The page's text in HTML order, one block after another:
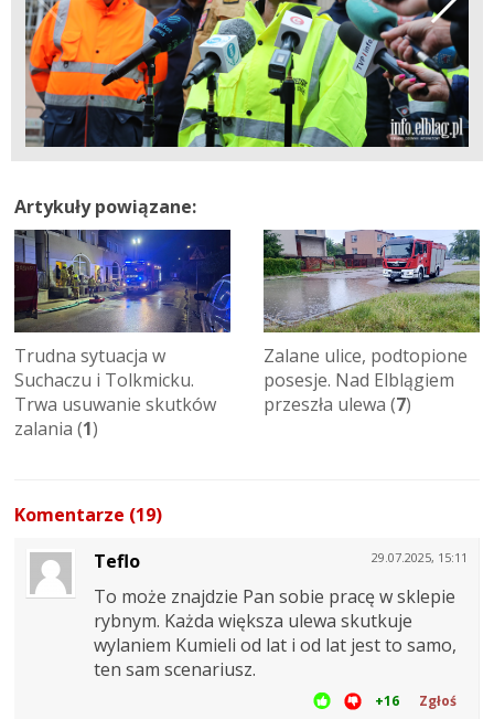
Artykuły powiązane:
Trudna sytuacja w
Suchaczu i Tolkmicku.
Trwa usuwanie skutków
zalania (1)
Zalane ulice, podtopione
posesje. Nad Elblągiem
przeszła ulewa (7)
Komentarze (19)
29.07.2025, 15:11
Teflo
To może znajdzie Pan sobie pracę w sklepie
rybnym. Każda większa ulewa skutkuje
wylaniem Kumieli od lat i od lat jest to samo,
ten sam scenariusz.
+16 Zgłoś